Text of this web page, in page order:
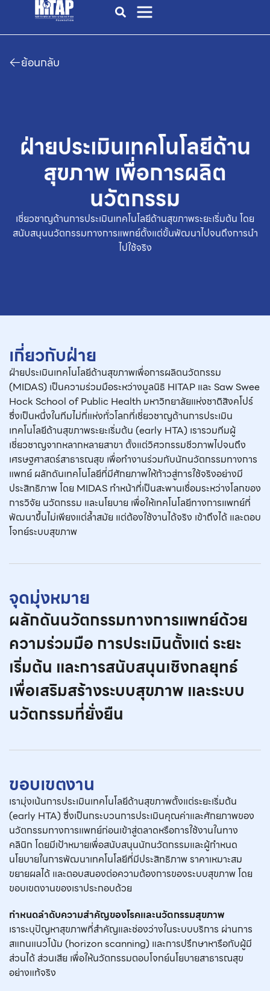
ย้อนกลับ
ฝ่ายประเมินเทคโนโลยีด้าน
สุขภาพ เพื่อการผลิต
นวัตกรรม
เชี่ยวชาญด้านการประเมินเทคโนโลยีด้านสุขภาพระยะเริ่มต้น โดย
สนับสนุนนวัตกรรมทางการแพทย์ตั้งแต่ขั้นพัฒนาไปจนถึงการนำ
ไปใช้จริง
เกี่ยวกับฝ่าย
ฝ่ายประเมินเทคโนโลยีด้านสุขภาพเพื่อการผลิตนวัตกรรม
(MIDAS) เป็นความร่วมมือระหว่างมูลนิธิ HITAP และ Saw Swee
Hock School of Public Health มหาวิทยาลัยแห่งชาติสิงคโปร์
ซึ่งเป็นหนึ่งในทีมไม่กี่แห่งทั่วโลกที่เชี่ยวชาญด้านการประเมิน
เทคโนโลยีด้านสุขภาพระยะเริ่มต้น (early HTA) เรารวมทีมผู้
เชี่ยวชาญจากหลากหลายสาขา ตั้งแต่วิศวกรรมชีวภาพไปจนถึง
เศรษฐศาสตร์สาธารณสุข เพื่อทำงานร่วมกับนักนวัตกรรมทางการ
แพทย์ ผลักดันเทคโนโลยีที่มีศักยภาพให้ก้าวสู่การใช้จริงอย่างมี
ประสิทธิภาพ โดย MIDAS ทำหน้าที่เป็นสะพานเชื่อมระหว่างโลกของ
การวิจัย นวัตกรรม และนโยบาย เพื่อให้เทคโนโลยีทางการแพทย์ที่
พัฒนาขึ้นไม่เพียงแต่ล้ำสมัย แต่ต้องใช้งานได้จริง เข้าถึงได้ และตอบ
โจทย์ระบบสุขภาพ
จุดมุ่งหมาย
ผลักดันนวัตกรรมทางการแพทย์ด้วย
ความร่วมมือ การประเมินตั้งแต่ ระยะ
เริ่มต้น และการสนับสนุนเชิงกลยุทธ์
เพื่อเสริมสร้างระบบสุขภาพ และระบบ
นวัตกรรมที่ยั่งยืน
ขอบเขตงาน
เรามุ่งเน้นการประเมินเทคโนโลยีด้านสุขภาพตั้งแต่ระยะเริ่มต้น
(early HTA) ซึ่งเป็นกระบวนการประเมินคุณค่าและศักยภาพของ
นวัตกรรมทางการแพทย์ก่อนเข้าสู่ตลาดหรือการใช้งานในทาง
คลินิก โดยมีเป้าหมายเพื่อสนับสนุนนักนวัตกรรมและผู้กำหนด
นโยบายในการพัฒนาเทคโนโลยีที่มีประสิทธิภาพ ราคาเหมาะสม
ขยายผลได้ และตอบสนองต่อความต้องการของระบบสุขภาพ โดย
ขอบเขตงานของเราประกอบด้วย
กำหนดลำดับความสำคัญของโรคและนวัตกรรมสุขภาพ
เราระบุปัญหาสุขภาพที่สำคัญและช่องว่างในระบบบริการ ผ่านการ
สแกนแนวโน้ม (horizon scanning) และการปรึกษาหารือกับผู้มี
ส่วนได้ ส่วนเสีย เพื่อให้นวัตกรรมตอบโจทย์นโยบายสาธารณสุข
อย่างแท้จริง